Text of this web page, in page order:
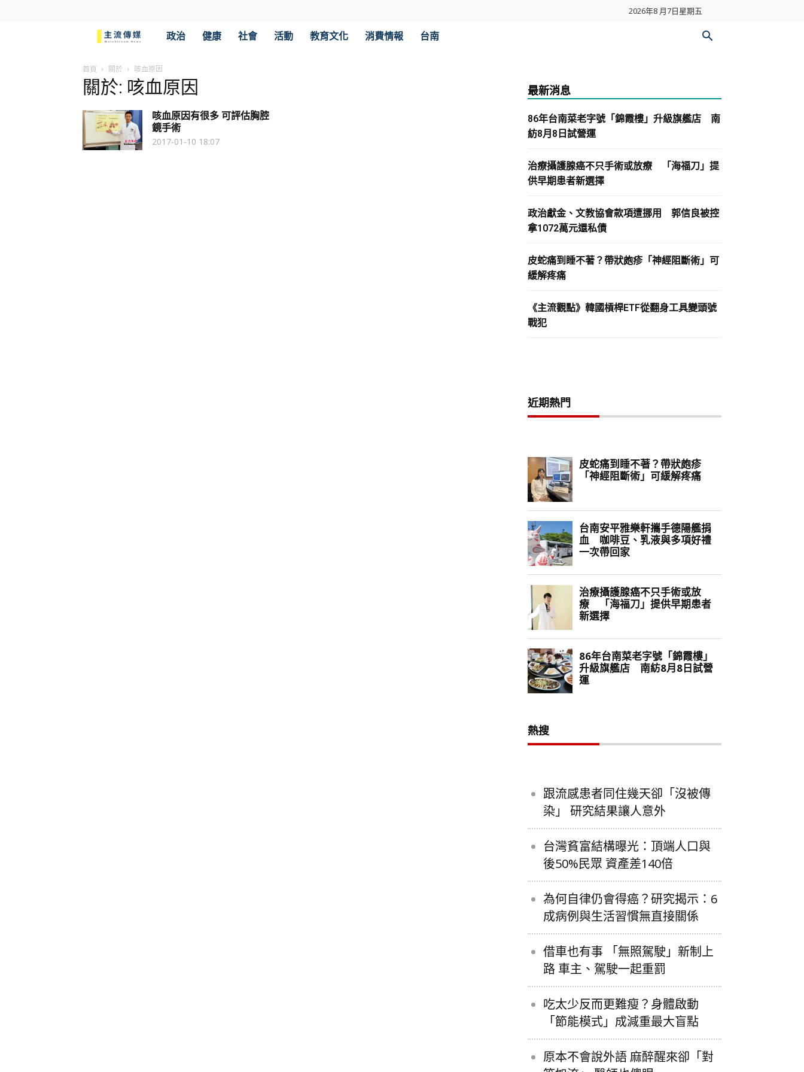
2026年8 月7日星期五
流
傳
媒
政治 健康 社會 活動 教育文化 消費情報 台南
首頁 關於 咳血原因
關於: 咳血原因
咳血原因有很多 可評估胸腔
鏡手術
2017-01-10 18:07
最新消息
86年台南菜老字號「錦霞樓」升級旗艦店 南
紡8月8日試營運
治療攝護腺癌不只手術或放療 「海福刀」提
供早期患者新選擇
政治獻金、文教協會款項遭挪用 郭信良被控
拿1072萬元還私債
皮蛇痛到睡不著？帶狀皰疹「神經阻斷術」可
緩解疼痛
《主流觀點》韓國槓桿ETF從翻身工具變頭號
戰犯
近期熱門
熱搜
跟流感患者同住幾天卻「沒被傳
染」 研究結果讓人意外
台灣貧富結構曝光：頂端人口與
後50%民眾 資產差140倍
為何自律仍會得癌？研究揭示：6
成病例與生活習慣無直接關係
借車也有事 「無照駕駛」新制上
路 車主、駕駛一起重罰
吃太少反而更難瘦？身體啟動
「節能模式」成減重最大盲點
原本不會說外語 麻醉醒來卻「對